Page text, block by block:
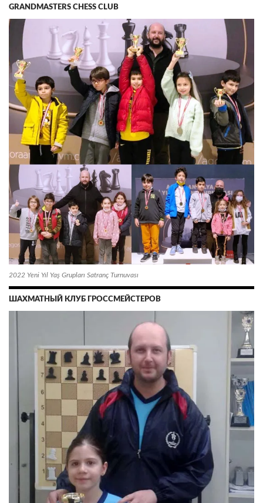
GRANDMASTERS CHESS CLUB
2022 Yeni Yıl Yaş Grupları Satranç Turnuvası
ШАХМАТНЫЙ КЛУБ ГРОССМЕЙСТЕРОВ